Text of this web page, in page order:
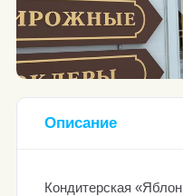
Описание
Кондитерская